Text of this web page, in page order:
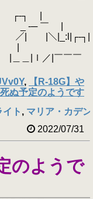
|
─ ￣ |
|_:l|┌‐┐|
|
／|￣￣￣
,
【R-18G】や
ぬ予定のようです
ト , マリア・カデ
2022/07/31
のようで